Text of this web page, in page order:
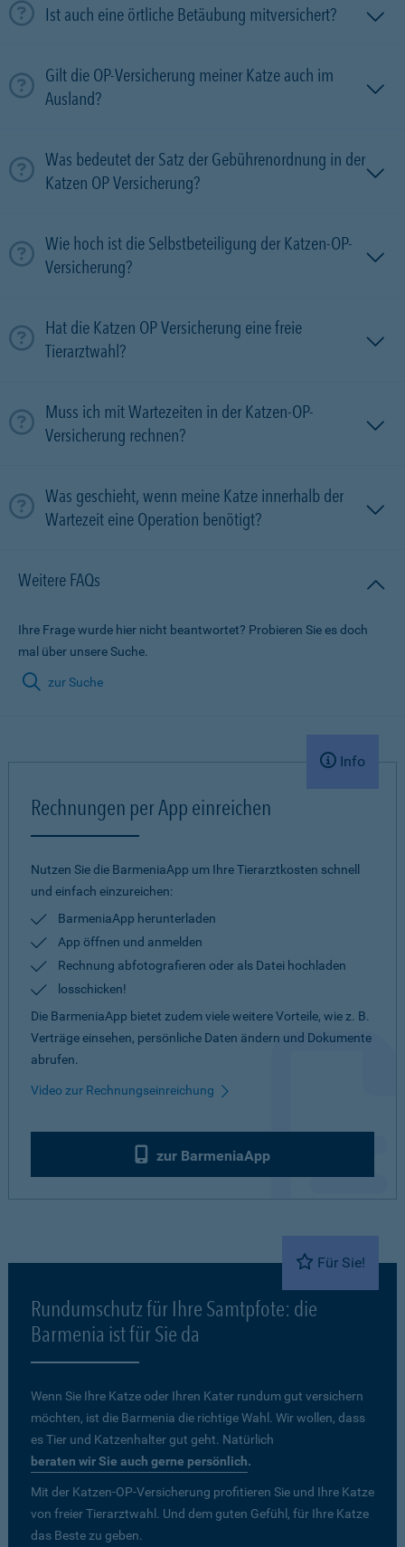
Ist auch eine örtliche Betäubung mitversichert?
Gilt die OP-Versicherung meiner Katze auch im
Ausland?
Was bedeutet der Satz der Gebührenordnung in der
Katzen OP Versicherung?
Wie hoch ist die Selbstbeteiligung der Katzen-OP-
Versicherung?
Hat die Katzen OP Versicherung eine freie
Tierarztwahl?
Muss ich mit Wartezeiten in der Katzen-OP-
Versicherung rechnen?
Was geschieht, wenn meine Katze innerhalb der
Wartezeit eine Operation benötigt?
Weitere FAQs
Ihre Frage wurde hier nicht beantwortet? Probieren Sie es doch
mal über unsere Suche.
zur Suche
Info
Rechnungen per App einreichen
Nutzen Sie die BarmeniaApp um Ihre Tierarztkosten schnell
und einfach einzureichen:
BarmeniaApp herunterladen
App öffnen und anmelden
Rechnung abfotografieren oder als Datei hochladen
losschicken!
Die BarmeniaApp bietet zudem viele weitere Vorteile, wie z. B.
Verträge einsehen, persönliche Daten ändern und Dokumente
abrufen.
Video zur Rechnungseinreichung
zur BarmeniaApp
Für Sie!
Rundumschutz für Ihre Samtpfote: die
Barmenia ist für Sie da
Wenn Sie Ihre Katze oder Ihren Kater rundum gut versichern
möchten, ist die Barmenia die richtige Wahl. Wir wollen, dass
es Tier und Katzenhalter gut geht. Natürlich
beraten wir Sie auch gerne persönlich.
Mit der Katzen-OP-Versicherung profitieren Sie und Ihre Katze
von freier Tierarztwahl. Und dem guten Gefühl, für Ihre Katze
das Beste zu geben.